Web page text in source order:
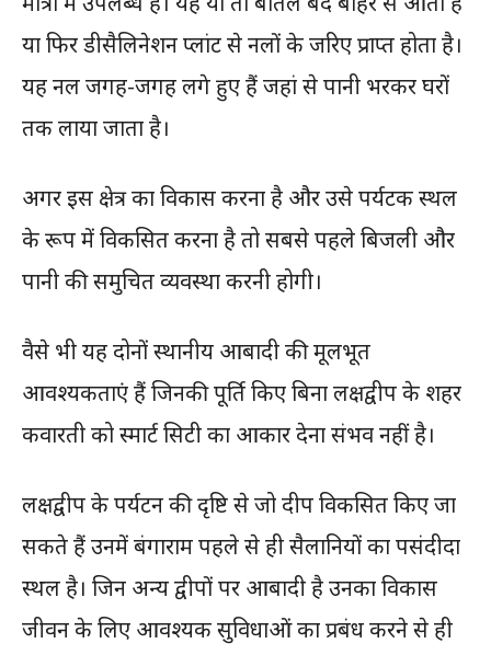
या फिर डीसैलिनेशन प्लांट से नलों के जरिए प्राप्त होता है।
यह नल जगह-जगह लगे हुए हैं जहां से पानी भरकर घरों
तक लाया जाता है।
अगर इस क्षेत्र का विकास करना है और उसे पर्यटक स्थल
के रूप में विकसित करना है तो सबसे पहले बिजली और
पानी की समुचित व्यवस्था करनी होगी।
वैसे भी यह दोनों स्थानीय आबादी की मूलभूत
आवश्यकताएं हैं जिनकी पूर्ति किए बिना लक्षद्वीप के शहर
कवारती को स्मार्ट सिटी का आकार देना संभव नहीं है।
लक्षद्वीप के पर्यटन की दृष्टि से जो दीप विकसित किए जा
सकते हैं उनमें बंगाराम पहले से ही सैलानियों का पसंदीदा
स्थल है। जिन अन्य द्वीपों पर आबादी है उनका विकास
जीवन के लिए आवश्यक सुविधाओं का प्रबंध करने से ही